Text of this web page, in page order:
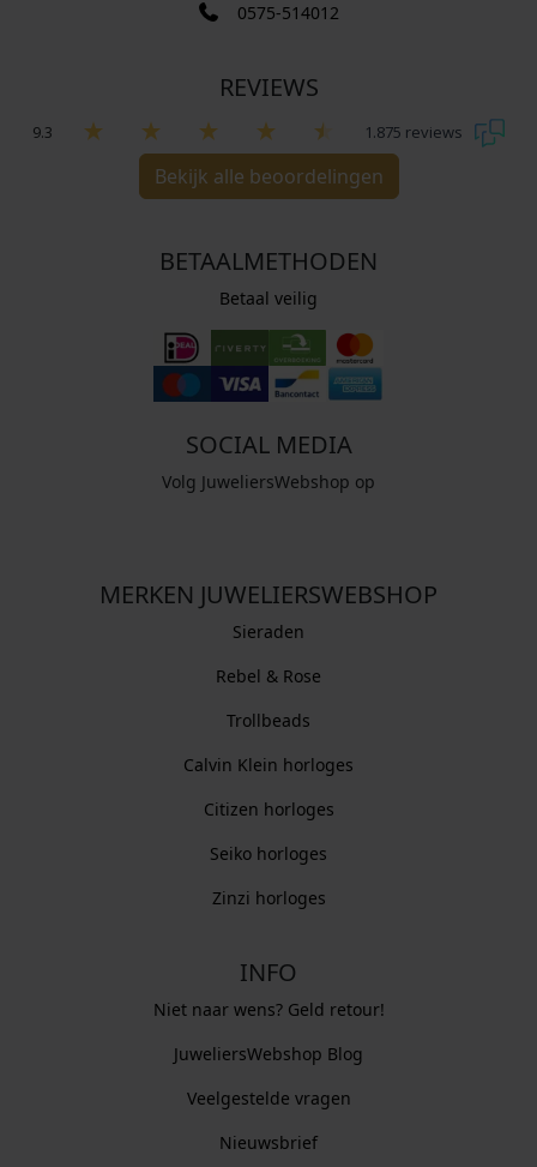
0575-514012
REVIEWS
9.3 1.875 reviews
Bekijk alle beoordelingen
BETAALMETHODEN
Betaal veilig
SOCIAL MEDIA
Volg JuweliersWebshop op
MERKEN JUWELIERSWEBSHOP
Sieraden
Rebel & Rose
Trollbeads
Calvin Klein horloges
Citizen horloges
Seiko horloges
Zinzi horloges
INFO
Niet naar wens? Geld retour!
JuweliersWebshop Blog
Veelgestelde vragen
Nieuwsbrief